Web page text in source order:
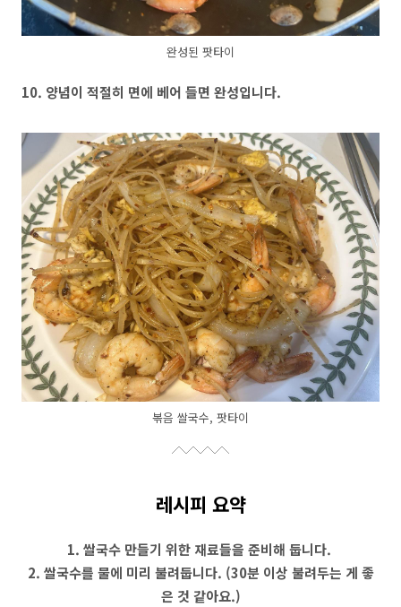
완성된 팟타이
10. 양념이 적절히 면에 베어 들면 완성입니다.
볶음 쌀국수, 팟타이
레시피 요약
1. 쌀국수 만들기 위한 재료들을 준비해 둡니다.
2. 쌀국수를 물에 미리 불려둡니다. (30분 이상 불려두는 게 좋
은 것 같아요.)